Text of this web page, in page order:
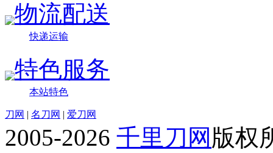
物流配送
快递运输
特色服务
本站特色
刀网 | 名刀网 | 爱刀网
2005-2026 千里刀网 版权